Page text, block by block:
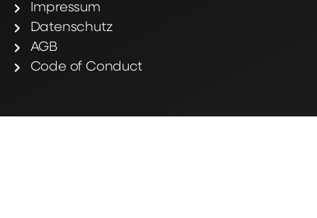
Impressum
Datenschutz
AGB
Code of Conduct